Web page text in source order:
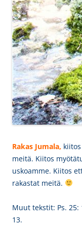
Rakas Jumala,
meitä. Kiitos
uskoamme. Kiitos
rakastat meitä.
Muut tekstit: Ps. 25:
13.